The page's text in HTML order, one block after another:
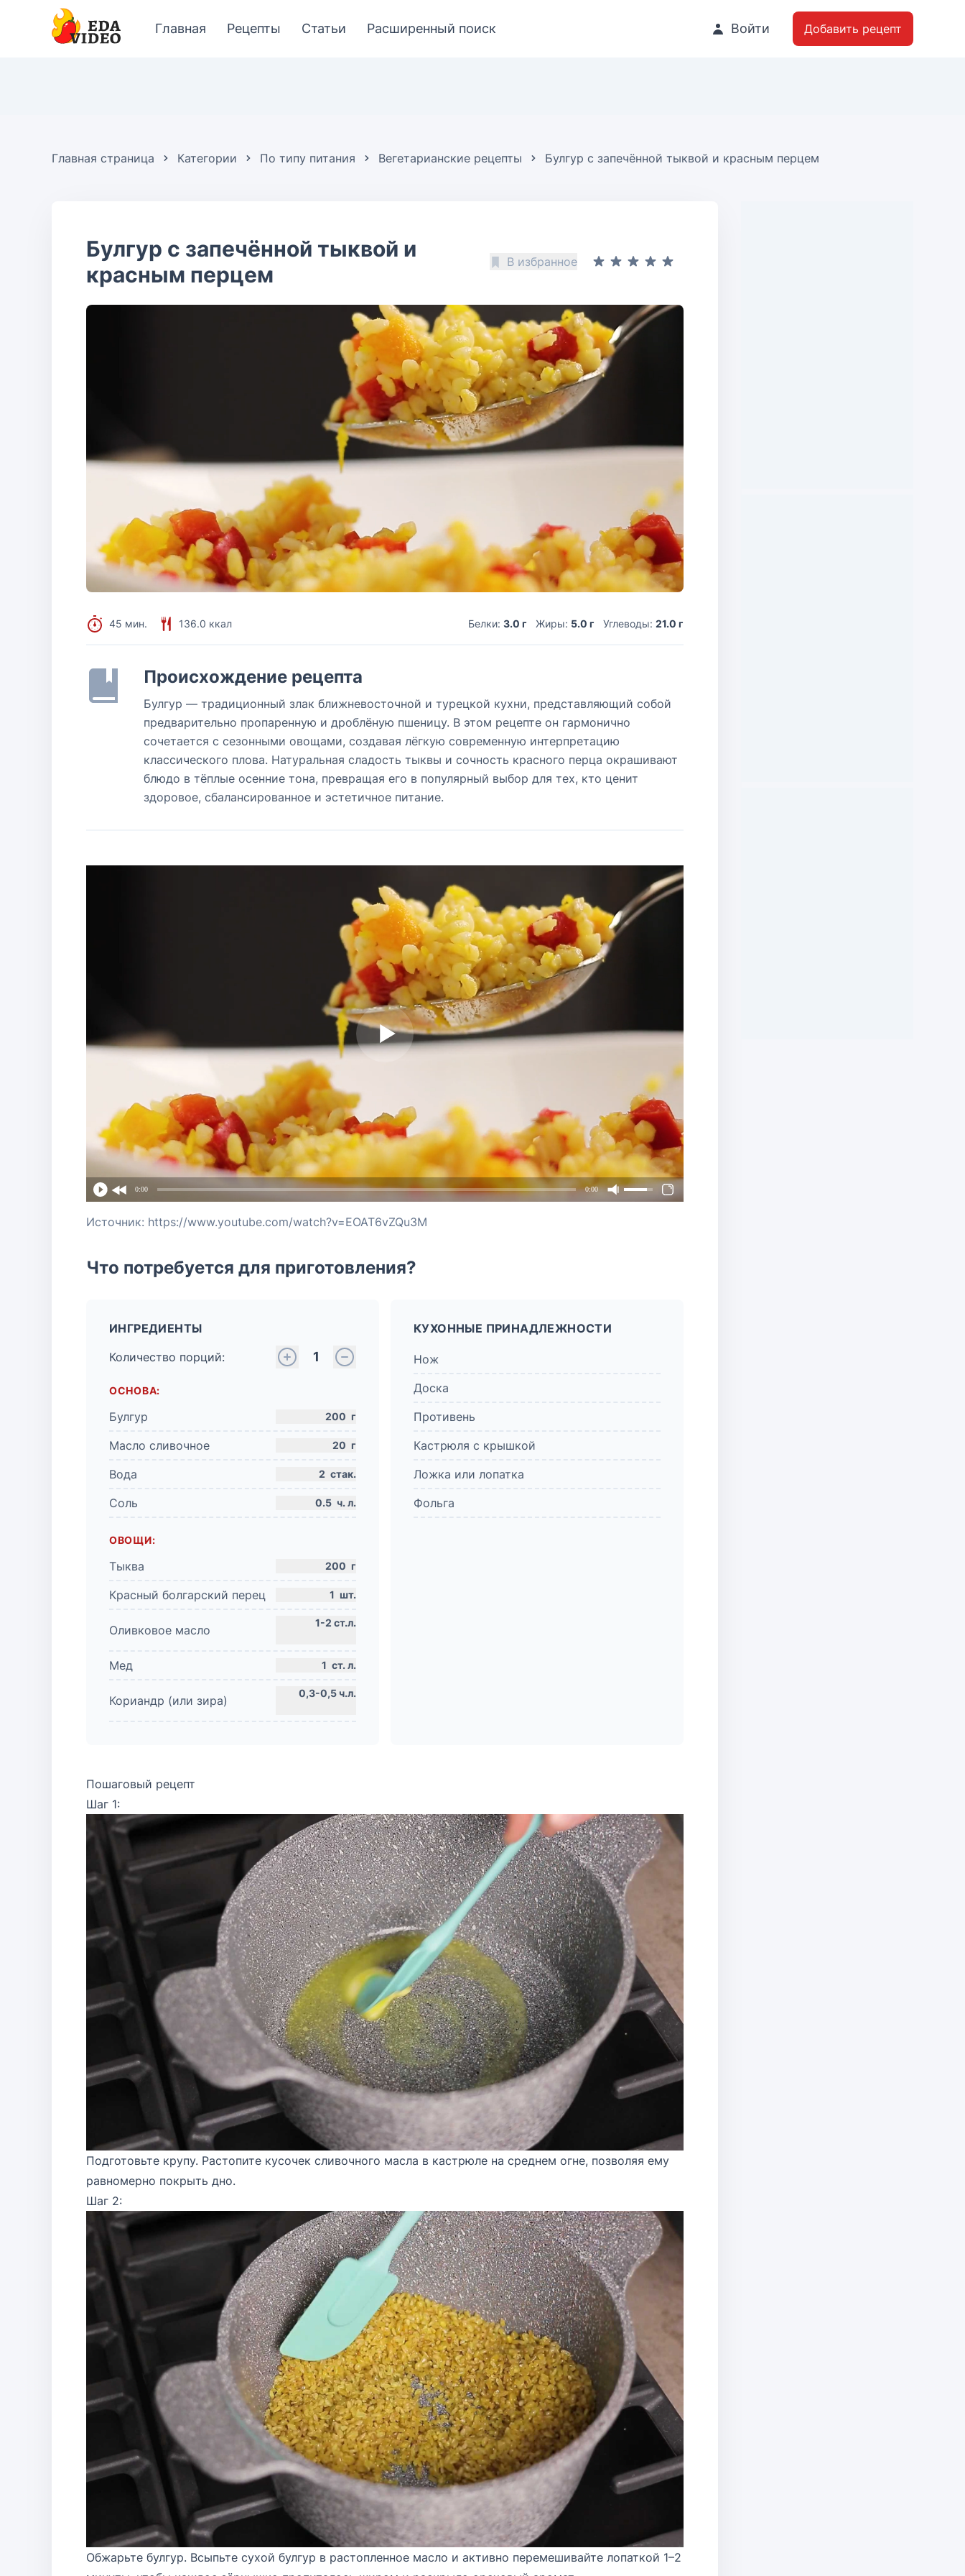
Главная Рецепты Статьи Расширенный поиск Войти Добавить рецепт
Главная страница Категории По типу питания Вегетарианские рецепты Булгур с запечённой тыквой и красным перцем
Булгур с запечённой тыквой и
красным перцем
В избранное
45 мин. 136.0 ккал Белки: 3.0 г Жиры: 5.0 г Углеводы: 21.0 г
Происхождение рецепта
Булгур — традиционный злак ближневосточной и турецкой кухни, представляющий собой
предварительно пропаренную и дроблёную пшеницу. В этом рецепте он гармонично
сочетается с сезонными овощами, создавая лёгкую современную интерпретацию
классического плова. Натуральная сладость тыквы и сочность красного перца окрашивают
блюдо в тёплые осенние тона, превращая его в популярный выбор для тех, кто ценит
здоровое, сбалансированное и эстетичное питание.
0:00 0:00
Источник: https://www.youtube.com/watch?v=EOAT6vZQu3M
Что потребуется для приготовления?
ИНГРЕДИЕНТЫ
Количество порций:
1
ОСНОВА:
Булгур 200 г
Масло сливочное 20 г
Вода 2 стак.
Соль 0.5 ч. л.
ОВОЩИ:
Тыква 200 г
Красный болгарский перец 1 шт.
Оливковое масло
Мед 1 ст. л.
Кориандр (или зира)
КУХОННЫЕ ПРИНАДЛЕЖНОСТИ
Нож
Доска
Противень
Кастрюля с крышкой
Ложка или лопатка
Фольга
Пошаговый рецепт
Шаг 1:
Подготовьте крупу. Растопите кусочек сливочного масла в кастрюле на среднем огне, позволяя ему
равномерно покрыть дно.
Шаг 2:
Обжарьте булгур. Всыпьте сухой булгур в растопленное масло и активно перемешивайте лопаткой 1–2